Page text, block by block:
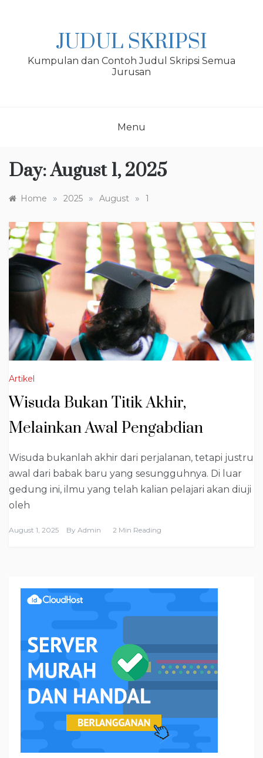
JUDUL SKRIPSI
Kumpulan dan Contoh Judul Skripsi Semua
Jurusan
Menu
Day:August 1, 2025
Home » 2025 » August » 1
Artikel
Wisuda Bukan Titik Akhir,
Melainkan Awal Pengabdian
Wisuda bukanlah akhir dari perjalanan, tetapi justru
awal dari babak baru yang sesungguhnya. Di luar
gedung ini, ilmu yang telah kalian pelajari akan diuji
oleh
August 1, 2025 By Admin 2 Min Reading